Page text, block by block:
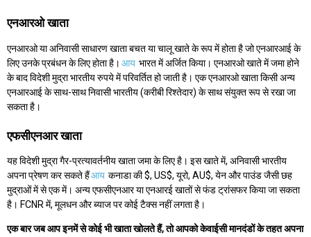
एनआरओ खाता
एनआरओ या अनिवासी साधारण खाता बचत या चालू खाते के रूप में होता है जो एनआरआई के
लिए उनके प्रबंधन के लिए होता है। आय भारत में अर्जित किया। एनआरओ खाते में जमा होने
के बाद विदेशी मुद्रा भारतीय रुपये में परिवर्तित हो जाती है। एक एनआरओ खाता किसी अन्य
एनआरआई के साथ-साथ निवासी भारतीय (करीबी रिश्तेदार) के साथ संयुक्त रूप से रखा जा
सकता है।
एफसीएनआर खाता
यह विदेशी मुद्रा गैर-प्रत्यावर्तनीय खाता जमा के लिए है। इस खाते में, अनिवासी भारतीय
अपना प्रेषण कर सकते हैंआय कनाडा की $, US$, यूरो, AU$, येन और पाउंड जैसी छह
मुद्राओं में से एक में। अन्य एफसीएनआर या एनआरई खातों से फंड ट्रांसफर किया जा सकता
है। FCNR में, मूलधन और ब्याज पर कोई टैक्स नहीं लगता है।
एक बार जब आप इनमें से कोई भी खाता खोलते हैं, तो आपको केवाईसी मानदंडों के तहत अपना